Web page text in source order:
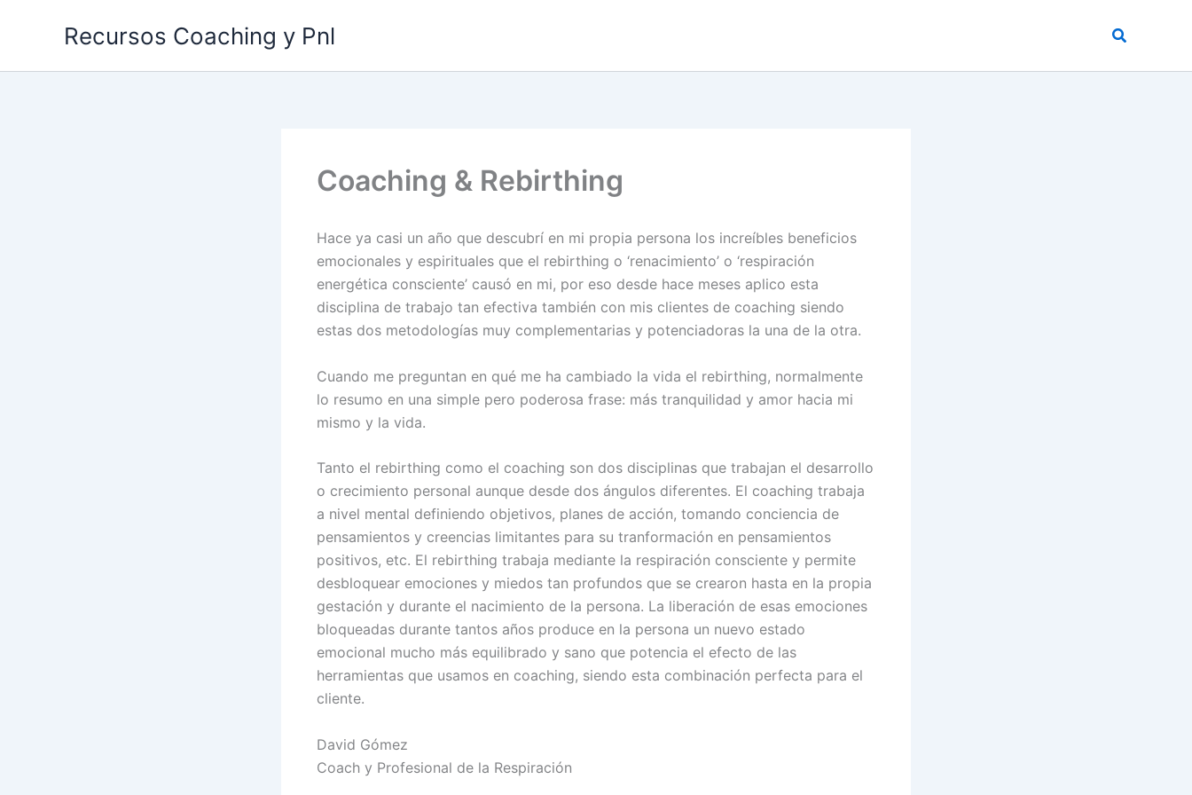
Recursos Coaching y Pnl Buscar
Coaching & Rebirthing
Hace ya casi un año que descubrí en mi propia persona los increíbles beneficios
emocionales y espirituales que el rebirthing o ‘renacimiento’ o ‘respiración
energética consciente’ causó en mi, por eso desde hace meses aplico esta
disciplina de trabajo tan efectiva también con mis clientes de coaching siendo
estas dos metodologías muy complementarias y potenciadoras la una de la otra.
Cuando me preguntan en qué me ha cambiado la vida el rebirthing, normalmente
lo resumo en una simple pero poderosa frase: más tranquilidad y amor hacia mi
mismo y la vida.
Tanto el rebirthing como el coaching son dos disciplinas que trabajan el desarrollo
o crecimiento personal aunque desde dos ángulos diferentes. El coaching trabaja
a nivel mental definiendo objetivos, planes de acción, tomando conciencia de
pensamientos y creencias limitantes para su tranformación en pensamientos
positivos, etc. El rebirthing trabaja mediante la respiración consciente y permite
desbloquear emociones y miedos tan profundos que se crearon hasta en la propia
gestación y durante el nacimiento de la persona. La liberación de esas emociones
bloqueadas durante tantos años produce en la persona un nuevo estado
emocional mucho más equilibrado y sano que potencia el efecto de las
herramientas que usamos en coaching, siendo esta combinación perfecta para el
cliente.
David Gómez
Coach y Profesional de la Respiración